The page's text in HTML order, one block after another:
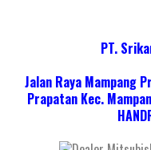
PT.
Jalan Raya Mampang
Prapatan Kec.